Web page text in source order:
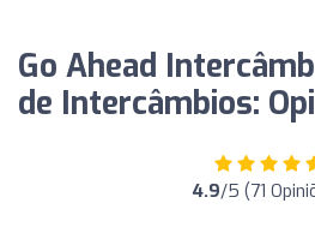
Go Ahead
de Intercâmbios:
4.9/5 (71